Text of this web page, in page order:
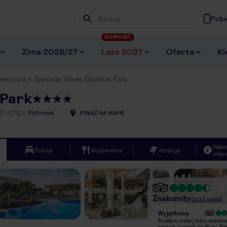
Wpisz frazę, której szukasz
Zima 2026/27 Lato 2027
NOWOŚĆ
Oferta
Iberostar Waves Gaviotas Park
HOTELU FUE11048 POKAŻ NA MAPIE
Pokoje Wyżywienie Atrakcje
+44
Znakomity(2312 opinii)
Wyjątkowy
Iberostar, jak zwykle nie zawiódł!
Wyjątkowy
Rodzinny hotel, który